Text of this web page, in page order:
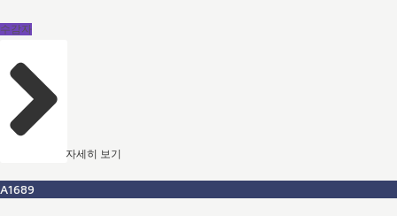
수감자
자세히 보기
A1689